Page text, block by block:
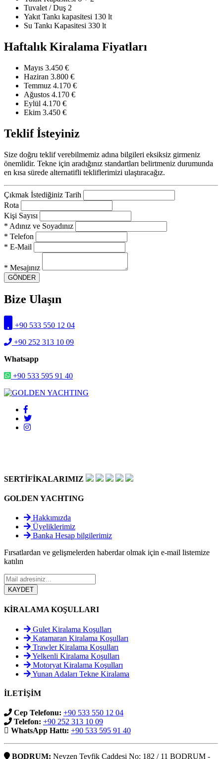
Tuvalet / Duş 2
Yakıt Tankı kapasitesi 130 lt
Su Tankı Kapasitesi 330 lt
Haftalık Kiralama Fiyatları
Mayıs 3.450 €
Haziran 3.800 €
Temmuz 4.170 €
Ağustos 4.170 €
Eylül 4.170 €
Ekim 3.450 €
Teklif İsteyiniz
Size doğru teklif verebilmemiz adına bilgileri eksiksiz girmeniz
önemlidir. Tekne için aradığınız standartları belirtmeniz durumunda
en kısa sürede alternatifli tekliflerimizi ulaştıracağız.
Çıkmak İstediğiniz Tarih
Rota
Kişi Sayısı
* Adınız ve Soyadınız
* Telefon
* E-Mail
* Mesajınız
GÖNDER
Bize Ulaşın
+90 533 550 12 04
+90 252 313 10 09
Whatsapp
+90 533 595 91 40
SERTİFİKALARIMIZ
GOLDEN YACHTING
Hakkımızda
Üyeliklerimiz
Banka Hesap bilgilerimiz
Fırsatlardan ve gelişmelerden haberdar olmak için e-mail listemize
katılın
KİRALAMA KOŞULLARI
Gulet Kiralama Koşulları
Katamaran Kiralama Koşulları
Trawler Kiralama Koşulları
Yelkenli Kiralama Koşulları
Motoryat Kiralama Koşulları
Yunan Adaları Tekne Kiralama
İLETİŞİM
Cep Telefonu: +90 533 550 12 04
Telefon: +90 252 313 10 09
WhatsApp Hattı: +90 533 595 91 40
BODRUM: Neyzen Tevfik Caddesi No: 182 / 11 BODRUM -